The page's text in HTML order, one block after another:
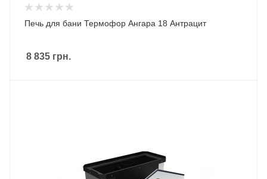
Печь для бани Термофор Ангара 18 Антрацит
8 835 грн.